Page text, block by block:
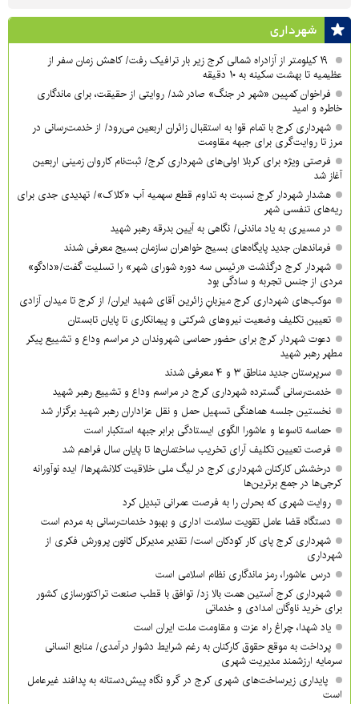
شهرداری
۱۹ کیلومتر از آزادراه شمالی کرج زیر بار ترافیک رفت/ کاهش زمان سفر از
عظیمیه تا بهشت سکینه به ۱۰ دقیقه
فراخوان کمپین «شهر در جنگ» صادر شد/ روایتی از حقیقت، برای ماندگاری
خاطره و امید
شهرداری کرج با تمام قوا به استقبال زائران اربعین می‌رود/ از خدمت‌رسانی در
مرز تا روایت‌گری برای جبهه مقاومت
فرصتی ویژه برای کربلا اولی‌های شهرداری کرج/ ثبت‌نام کاروان زمینی اربعین
آغاز شد
هشدار شهردار کرج نسبت به تداوم قطع سهمیه آب «کلاک»/ تهدیدی جدی برای
ریه‌های تنفسی شهر
در مسیری به یاد ماندنی/ نگاهی به آیین بدرقه رهبر شهید
فرماندهان جدید پایگاه‌های بسیج خواهران سازمان بسیج معرفی شدند
شهردار کرج درگذشت «رئیس سه دوره شورای شهر» را تسلیت گفت/«دادگو»
مردی از جنس تجربه و سادگی بود
موکب‌های شهرداری کرج میزبانِ زائرین آقای شهید ایران/ از کرج تا میدان آزادی
تعیین تکلیف وضعیت نیروهای شرکتی و پیمانکاری تا پایان تابستان
دعوت شهردار کرج برای حضور حماسی شهروندان در مراسم وداع و تشییع پیکر
مطهر رهبر شهید
سرپرستان جدید مناطق ۳ و ۴ معرفی شدند
خدمت‌رسانی گسترده شهرداری کرج در مراسم وداع و تشییع رهبر شهید
نخستین جلسه هماهنگی تسهیل حمل و نقل عزاداران رهبر شهید برگزار شد
حماسه تاسوعا و عاشورا الگوی ایستادگی برابر جبهه استکبار است
فرصت تعیین تکلیف آرای تخریب ساختمان‌ها تا پایان سال فراهم شد
درخشش کارکنان شهرداری کرج در لیگ ملی خلاقیت کلانشهرها/ ایده نوآورانه
کرجی‌ها در جمع برترین‌ها
روایت شهری که بحران را به فرصت عمرانی تبدیل کرد
دستگاه قضا عامل تقویت سلامت اداری و بهبود خدمات‌رسانی به مردم است
شهرداری کرج پای کار کودکان است/ تقدیر مدیرکل کانون پرورش فکری از
شهرداری
درس عاشورا، رمز ماندگاری نظام اسلامی است
شهرداری کرج آستین همت بالا زد/ توافق با قطب صنعت تراکتورسازی کشور
برای خرید ناوگان امدادی و خدماتی
یاد شهدا، چراغ راه عزت و مقاومت ملت ایران است
پرداخت به موقع حقوق کارکنان به رغم شرایط دشوار درآمدی/ منابع انسانی
سرمایه ارزشمند مدیریت شهری
پایداری زیرساخت‌های شهری کرج در گرو نگاه پیش‌دستانه به پدافند غیرعامل
است